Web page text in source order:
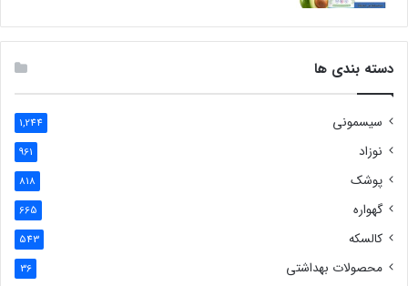
دسته بندی ها
سیسمونی 1,244
نوزاد 961
پوشک 818
گهواره 665
کالسکه 543
محصولات بهداشتی 36